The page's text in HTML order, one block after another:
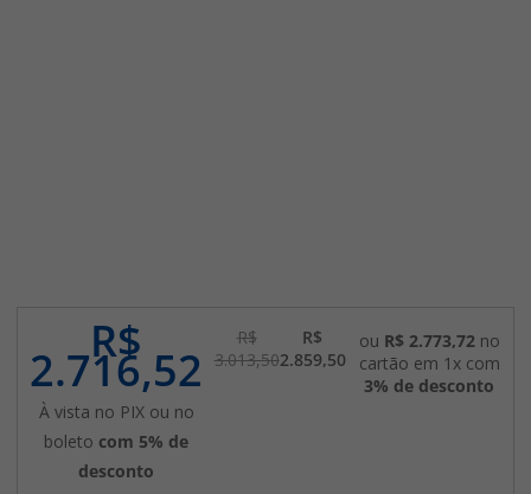
R$
2.716,52
À vista no PIX ou no
boleto com 5% de
desconto
R$
3.013,50
R$
2.859,50
ou R$ 2.773,72no
cartão em 1x com
3% de desconto